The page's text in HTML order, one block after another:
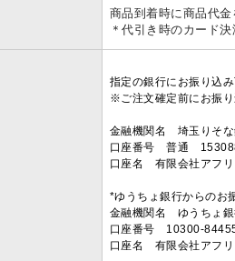
商品到着時に商品代
＊代引き時のカード
指定の銀行にお振り込
※ご注文確定前にお振
金融機関名 埼玉りそ
口座番号 普通
口座名 有限会社アフ
*ゆうちょ銀行からのお
金融機関名 ゆうちょ
口座番号 10300-
口座名 有限会社アフ